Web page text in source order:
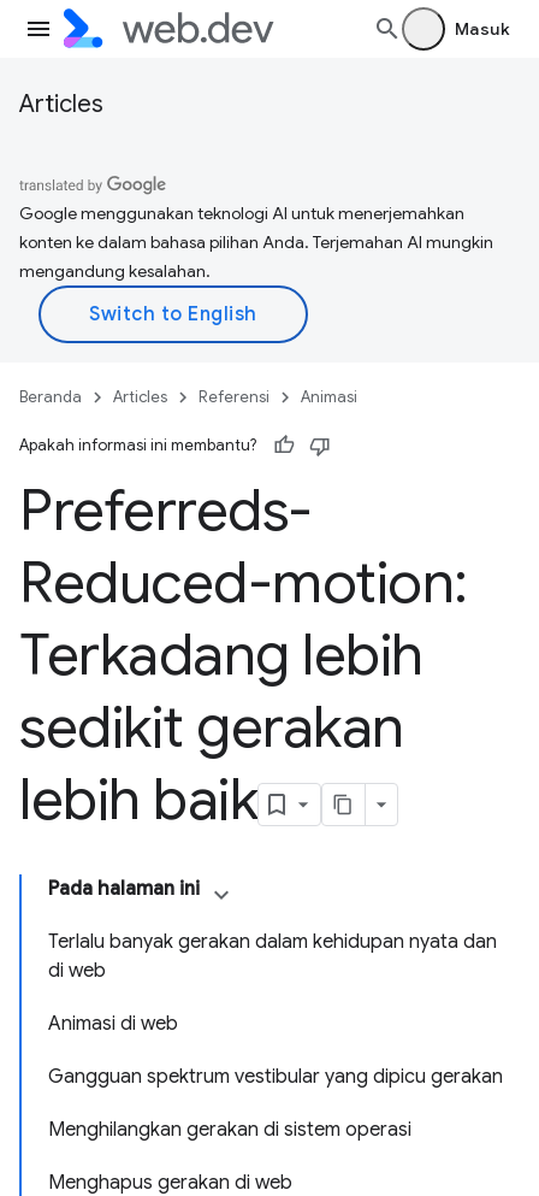
Masuk
Articles
Google menggunakan teknologi AI untuk menerjemahkan
konten ke dalam bahasa pilihan Anda. Terjemahan AI mungkin
mengandung kesalahan.
Beranda Articles Referensi Animasi
Apakah informasi ini membantu?
Preferreds-
Reduced-motion:
Terkadang lebih
sedikit gerakan
lebih baik
Pada halaman ini
Terlalu banyak gerakan dalam kehidupan nyata dan
di web
Animasi di web
Gangguan spektrum vestibular yang dipicu gerakan
Menghilangkan gerakan di sistem operasi
Menghapus gerakan di web